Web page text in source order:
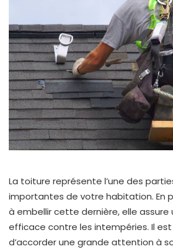
La toiture représente l’une des
importantes de votre habitation. En
à embellir cette dernière, elle
efficace contre les intempéries. Il
d’accorder une grande attention à